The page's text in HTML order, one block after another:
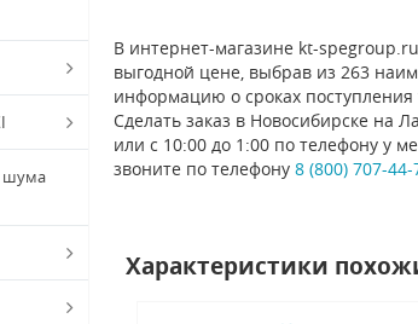
шума
В интернет-магазине kt-
выгодной цене, выбрав из 263
информацию о сроках поступления
Сделать заказ в Новосибирске на
или с 10:00 до 1:00 по телефону у
звоните по телефону 8 (800) 707-44-
Характеристики